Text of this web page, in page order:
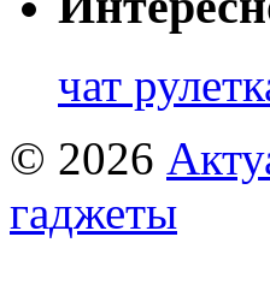
чат
© 2026
гаджеты